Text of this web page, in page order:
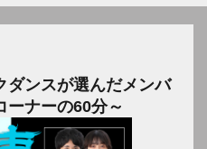
ダンスが選んだメンバ
ーナーの60分～